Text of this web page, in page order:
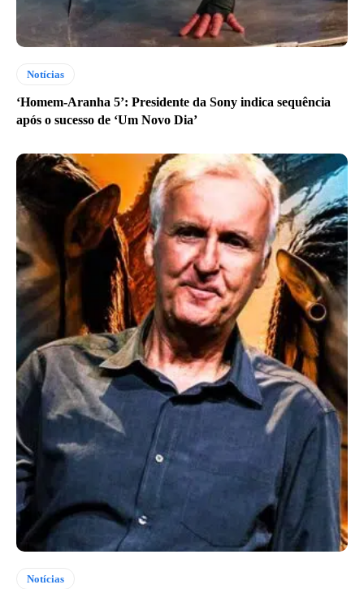
Notícias
‘Homem-Aranha 5’: Presidente da Sony indica sequência
após o sucesso de ‘Um Novo Dia’
Notícias